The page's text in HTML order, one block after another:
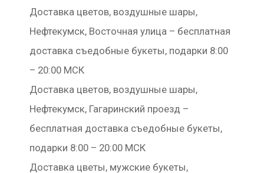
Доставка цветов, воздушные шары,
Нефтекумск, Восточная улица – бесплатная
доставка съедобные букеты, подарки 8:00
– 20:00 МСК
Доставка цветов, воздушные шары,
Нефтекумск, Гагаринский проезд –
бесплатная доставка съедобные букеты,
подарки 8:00 – 20:00 МСК
Доставка цветы, мужские букеты,